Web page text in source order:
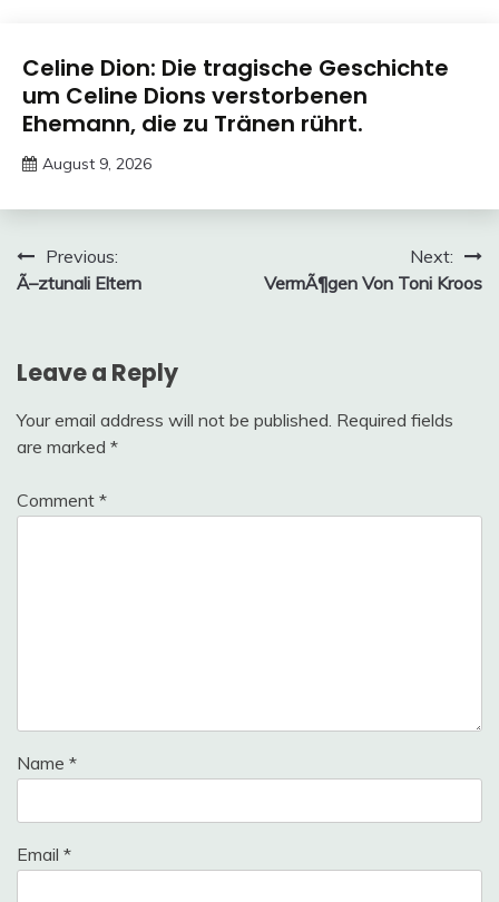
Trends
Celine Dion: Die tragische Geschichte
um Celine Dions verstorbenen
Ehemann, die zu Tränen rührt.
August 9, 2026
Meme
Post
navigation
Previous:
Ã–ztunali Eltern
Next:
VermÃ¶gen Von Toni Kroos
Leave a Reply
Your email address will not be published. Required fields
are marked *
Comment *
Name *
Email *